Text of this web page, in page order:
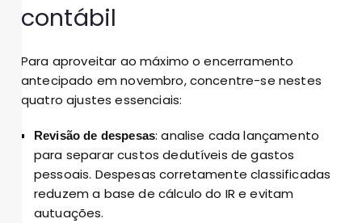
contábil
Para aproveitar ao máximo o encerramento
antecipado em novembro, concentre-se nestes
quatro ajustes essenciais:
Revisão de despesas: analise cada lançamento
para separar custos dedutíveis de gastos
pessoais. Despesas corretamente classificadas
reduzem a base de cálculo do IR e evitam
autuações.